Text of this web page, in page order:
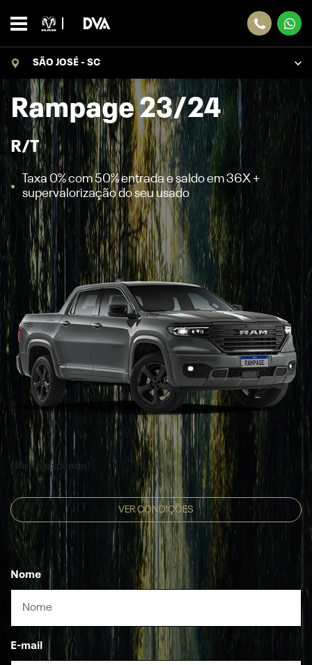
SÃO JOSÉ - SC
Rampage 23/24
R/T
Oferta expirada!
Taxa 0% com 50% entrada e saldo em 36X +
supervalorização do seu usado
VER CONDIÇÕES
Nome
E-mail